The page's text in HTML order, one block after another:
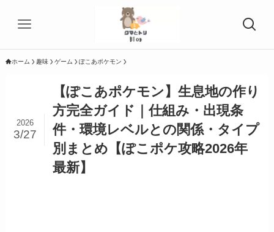
ホーム 趣味 ゲーム ぽこあポケモン
【ぽこあポケモン】生息地の作り
方完全ガイド｜仕組み・出現条
件・環境レベルとの関係・タイプ
別まとめ【ぽこポケ攻略2026年
最新】
2026
3/27